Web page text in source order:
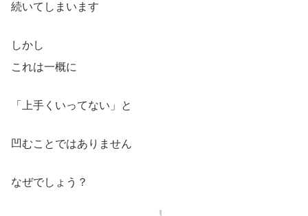
続いてしまいます
しかし
これは一概に
「上手くいってない」と
凹むことではありません
なぜでしょう？